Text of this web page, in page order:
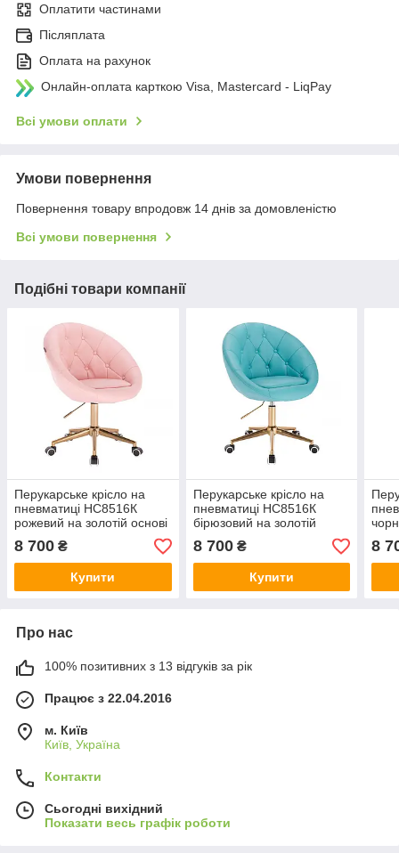
Оплатити частинами
Післяплата
Оплата на рахунок
Онлайн-оплата карткою Visa, Mastercard - LiqPay
Всі умови оплати
Умови повернення
Повернення товару впродовж 14 днів за домовленістю
Всі умови повернення
Подібні товари компанії
Перукарське крісло на
пневматиці НС8516К
рожевий на золотій основі
з гудзиками
8 700 ₴
Купити
Перукарське крісло на
пневматиці НС8516К
бірюзовий на золотій
основі, гудзики
8 700₴
Купити
8
Про нас
100% позитивних з 13 відгуків за рік
Працює з 22.04.2016
м. Київ
Київ, Україна
Контакти
Сьогодні вихідний
Показати весь графік роботи